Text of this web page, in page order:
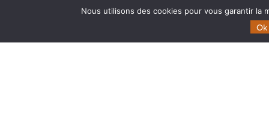
juin au 1er juillet 2026 à Montpelllier
03.06.2026 Lire la suite →
Nous utilisons des cookies pour vous garantir
Ok